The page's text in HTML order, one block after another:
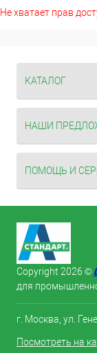
Не хватает прав
КАТАЛОГ
НАШИ
ПОМОЩЬ И
Copyright 2026 ©
для
г. Москва, ул.
Посмотреть на